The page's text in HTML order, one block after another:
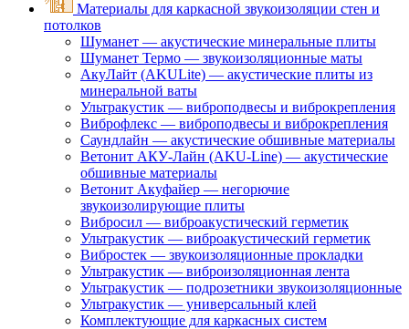
Материалы для каркасной звукоизоляции стен и
потолков
Шуманет — акустические минеральные плиты
Шуманет Термо — звукоизоляционные маты
АкуЛайт (AKULite) — акустические плиты из
минеральной ваты
Ультракустик — виброподвесы и виброкрепления
Виброфлекс — виброподвесы и виброкрепления
Саундлайн — акустические обшивные материалы
Ветонит АКУ-Лайн (AKU-Line) — акустические
обшивные материалы
Ветонит Акуфайер — негорючие
звукоизолирующие плиты
Вибросил — виброакустический герметик
Ультракустик — виброакустический герметик
Вибростек — звукоизоляционные прокладки
Ультракустик — виброизоляционная лента
Ультракустик — подрозетники звукоизоляционные
Ультракустик — универсальный клей
Комплектующие для каркасных систем